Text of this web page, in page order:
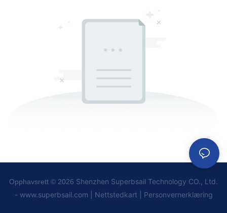
Opphavsrett © 2026 Shenzhen Superbsail Technology CO., Ltd.
- www.superbsail.com Nettstedkart Personvernerklæring